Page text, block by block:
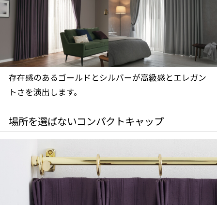
存在感のあるゴールドとシルバーが高級感とエレガン
トさを演出します。
場所を選ばないコンパクトキャップ